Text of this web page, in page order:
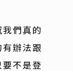
們真的
辦法跟
不是登